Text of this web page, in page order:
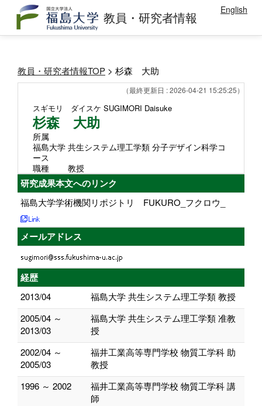
教員・研究者情報 English
教員・研究者情報TOP > 杉森 大助
（最終更新日 : 2026-04-21 15:25:25）
スギモリ ダイスケ SUGIMORI Daisuke
杉森 大助
所属
福島大学 共生システム理工学類 分子デザイン科学コ
ース
職種
教授
研究成果本文へのリンク
福島大学学術機関リポジトリ FUKURO_フクロウ_
メールアドレス
経歴
2013/04
福島大学 共生システム理工学類 教授
2005/04 ～
2013/03
福島大学 共生システム理工学類 准教
授
2002/04 ～
2005/03
福井工業高等専門学校 物質工学科 助
教授
1996 ～ 2002
福井工業高等専門学校 物質工学科 講
師